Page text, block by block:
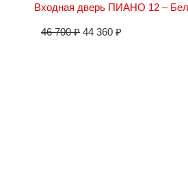
Входная дверь ПИАНО 12 –
46 700₽ 44 360 ₽